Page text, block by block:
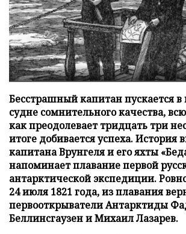
Бесстрашный капитан пускается в
судне сомнительного качества,
как преодолевает тридцать три
итоге добивается успеха.
капитана Врунгеля и его яхты
напоминает плавание первой
антарктической экспедиции.
24 июля 1821 года, из плавания
первооткрыватели Антарктиды
Беллинсгаузен и Михаил Лазарев.